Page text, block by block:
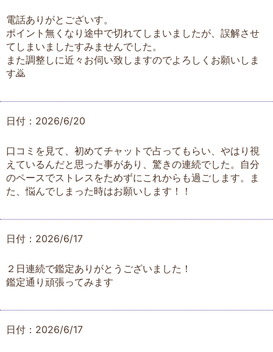
電話ありがとございす。
ポイント無くなり途中で切れてしまいましたが、誤解させ
てしまいましたすみませんでした。
また調整しに近々お伺い致しますのでよろしくお願いしま
す🙇
日付：2026/6/20
口コミを見て、初めてチャットで占ってもらい、やはり視
えているんだと思った事があり、驚きの連続でした。自分
のペースでストレスをためずにこれからも過ごします。ま
た、悩んでしまった時はお願いします！！
日付：2026/6/17
２日連続で鑑定ありがとうございました！
鑑定通り頑張ってみます
日付：2026/6/17